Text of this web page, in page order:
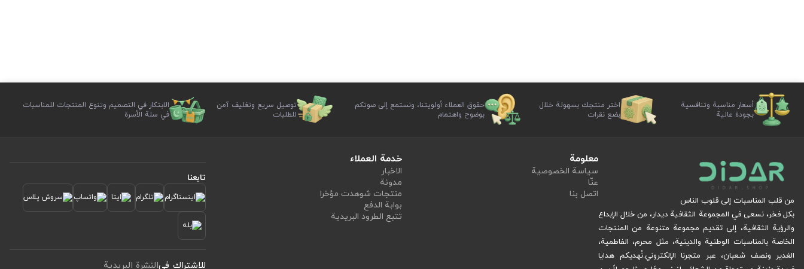
أسعار مناسبة وتنافسية
بجودة عالية
اختر منتجك بسهولة خلال
بضع نقرات
حقوق العملاء أولويتنا، ونستمع إلى صوتكم
بوضوح واهتمام
توصيل سريع وتغليف آمن
للطلبات
الابتكار في التصميم وتنوع المنتجات للمناسبات
في سلة الأسرة
من قلب المناسبات إلى قلوب الناس
بكل فخر، نسعى في المجموعة الثقافية ديدار، من خلال الإبداع
والرؤية الثقافية، إلى تقديم مجموعة متنوعة من المنتجات
الخاصة بالمناسبات الوطنية والدينية، مثل محرم، الفاطمية،
الغدير ونصف شعبان، عبر متجرنا الإلكتروني.نُهديكم هدايا
معلومة
سياسة الخصوصية
عنّا
اتصل بنا
خدمة العملاء
الاخبار
مدونة
منتجات شوهدت مؤخرا
بوابة الدفع
تتبع الطرود البريدية
تابعنا
للاشتراك فيالنشرة البريدية